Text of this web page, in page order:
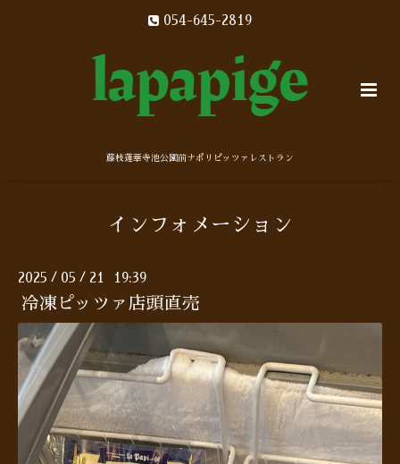
054-645-2819
藤枝蓮華寺池公園前ナポリピッツァレストラン
インフォメーション
2025 / 05 / 21 19:39
冷凍ピッツァ店頭直売